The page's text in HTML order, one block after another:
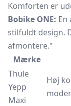
Komforten er
Bobike ONE:
stilfuldt design.
afmontere."
Mærke
Thule
Yepp
Maxi
Høj